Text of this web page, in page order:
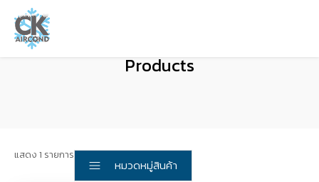
Products
แสดง 1 รายการ
หมวดหมู่สินค้า